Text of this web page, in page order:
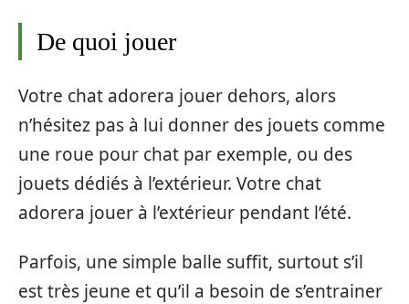
De quoi jouer
Votre chat adorera jouer dehors, alors
n’hésitez pas à lui donner des jouets comme
une roue pour chat par exemple, ou des
jouets dédiés à l’extérieur. Votre chat
adorera jouer à l’extérieur pendant l’été.
Parfois, une simple balle suffit, surtout s’il
est très jeune et qu’il a besoin de s’entrainer